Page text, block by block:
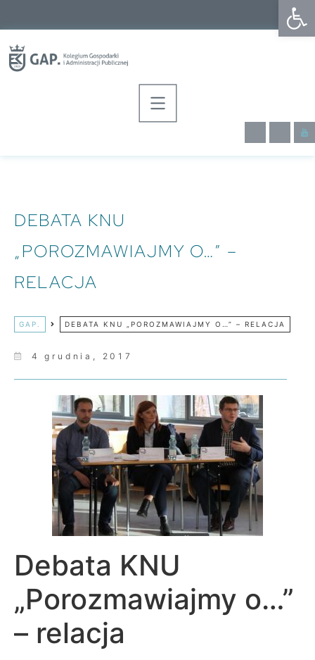
DEBATA KNU
„POROZMAWIAJMY O…” –
RELACJA
GAP. DEBATA KNU „POROZMAWIAJMY O…” – RELACJA
4 grudnia, 2017
Debata KNU
„Porozmawiajmy o…”
– relacja